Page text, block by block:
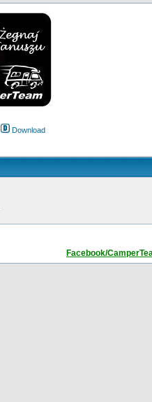
Download
Facebook/CamperTeam